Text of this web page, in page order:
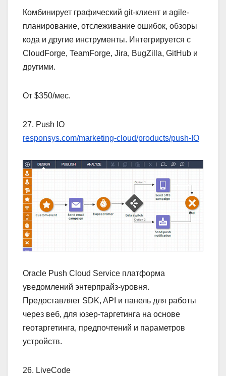
Комбинирует графический git-клиент и agile-
планирование, отслеживание ошибок, обзоры
кода и другие инструменты. Интегрируется с
CloudForge, TeamForge, Jira, BugZilla, GitHub и
другими.
От $350/мес.
27. Push IO
responsys.com/marketing-cloud/products/push-IO
Oracle Push Cloud Service платформа
уведомлений энтерпрайз-уровня.
Предоставляет SDK, API и панель для работы
через веб, для юзер-таргетинга на основе
геотаргетинга, предпочтений и параметров
устройств.
26. LiveCode